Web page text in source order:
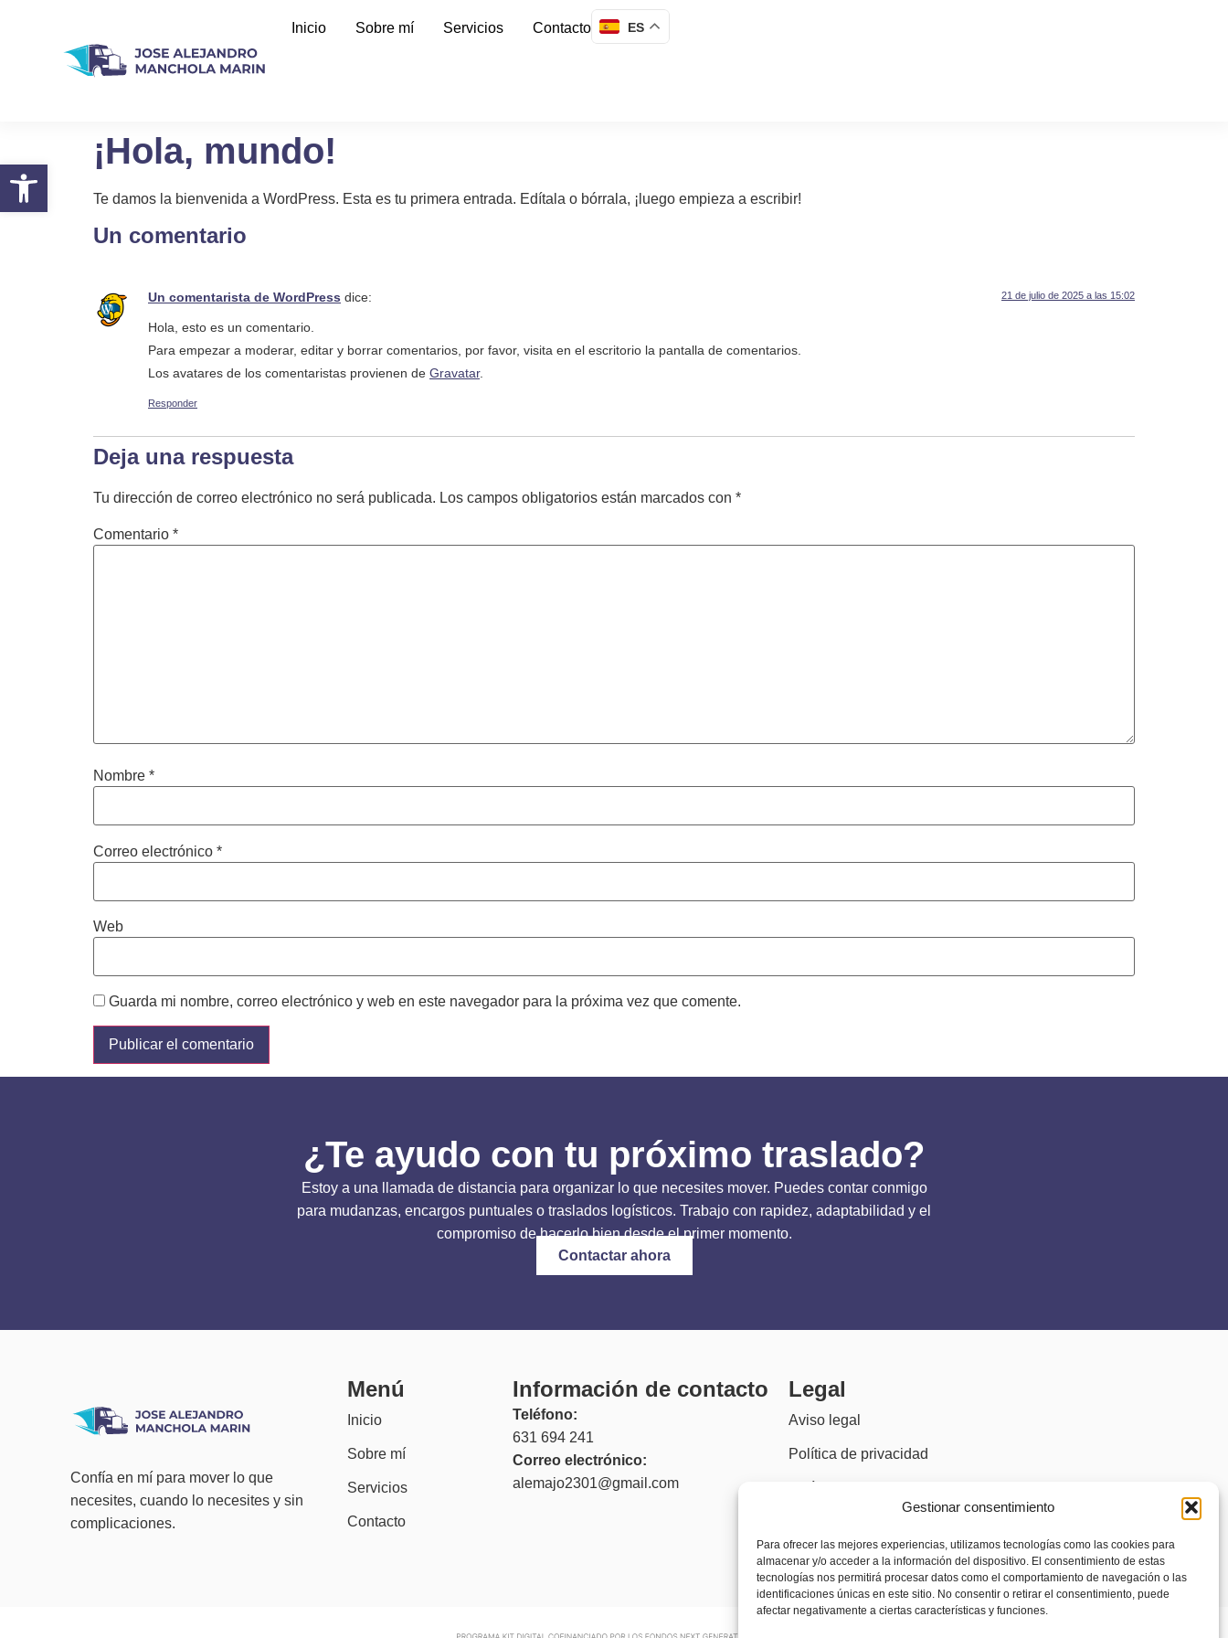
Abrir barra de herramientas
Gestionar consentimiento
Para ofrecer las mejores experiencias, utilizamos tecnologías como las cookies para
almacenar y/o acceder a la información del dispositivo. El consentimiento de estas
tecnologías nos permitirá procesar datos como el comportamiento de navegación o las
identificaciones únicas en este sitio. No consentir o retirar el consentimiento, puede
afectar negativamente a ciertas características y funciones.
Inicio Sobre mí Servicios Contacto ES
¡Hola, mundo!
Te damos la bienvenida a WordPress. Esta es tu primera entrada. Edítala o bórrala, ¡luego empieza a escribir!
Un comentario
Un comentarista de WordPress dice: 21 de julio de 2025 a las 15:02
Hola, esto es un comentario.
Para empezar a moderar, editar y borrar comentarios, por favor, visita en el escritorio la pantalla de comentarios.
Los avatares de los comentaristas provienen de Gravatar.
Responder
Deja una respuesta
Tu dirección de correo electrónico no será publicada. Los campos obligatorios están marcados con *
Comentario *
Nombre *
Correo electrónico *
Web
Guarda mi nombre, correo electrónico y web en este navegador para la próxima vez que comente.
¿Te ayudo con tu próximo traslado?
Estoy a una llamada de distancia para organizar lo que necesites mover. Puedes contar conmigo
para mudanzas, encargos puntuales o traslados logísticos. Trabajo con rapidez, adaptabilidad y el
compromiso de hacerlo bien desde el primer momento.
Contactar ahora
Confía en mí para mover lo que
necesites, cuando lo necesites y sin
complicaciones.
Menú
Inicio
Sobre mí
Servicios
Contacto
Información de contacto
Teléfono:
631 694 241
Correo electrónico:
alemajo2301@gmail.com
Legal
Aviso legal
Política de privacidad
Accesibilidad